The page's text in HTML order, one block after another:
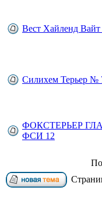
Вест Хайленд
Силихем Терьер №
ФОКСТЕРЬЕР
ФСИ 12